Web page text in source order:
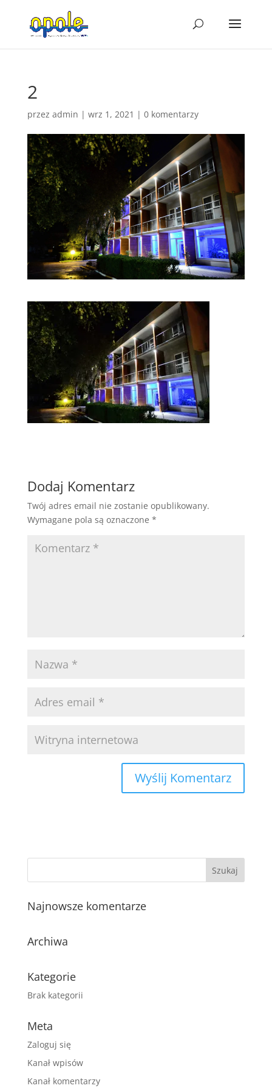
2
przez admin | wrz 1, 2021 | 0 komentarzy
Dodaj Komentarz
Twój adres email nie zostanie opublikowany.
Wymagane pola są oznaczone *
Najnowsze komentarze
Archiwa
Kategorie
Brak kategorii
Meta
Zaloguj się
Kanał wpisów
Kanał komentarzy